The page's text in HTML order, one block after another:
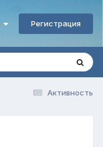
Регистрация
Активность